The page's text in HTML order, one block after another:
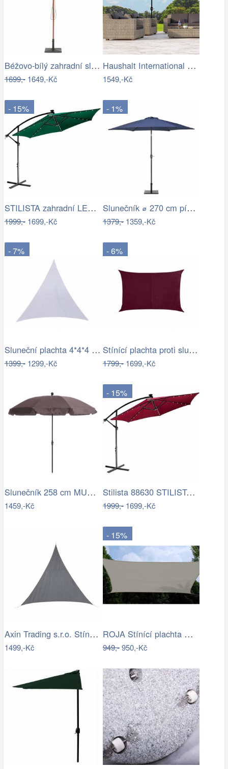
Béžovo-bílý zahradní slunečník ⌀260 cm…
1699,-1649,-Kč
Haushalt International Kovový slunečník…
1549,-Kč
- 15%
STILISTA zahradní LED slunečník s…
1999,-1699,-Kč
- 1%
Slunečník ⌀ 270 cm pískově béžový VARESE
1379,-1359,-Kč
- 7%
Sluneční plachta 4*4*4 m bílá
1399,-1299,-Kč
- 6%
Stínící plachta proti slunci 3x4m bordó
1799,-1699,-Kč
Slunečník 258 cm MURASA Bílá
1459,-Kč
- 15%
Stilista 88630 STILISTA Zahradní LED…
1999,-1699,-Kč
Axin Trading s.r.o. Stínící plachta…
1499,-Kč
- 15%
ROJA Stínící plachta ČTVEREC 3,6m
949,-950,-Kč